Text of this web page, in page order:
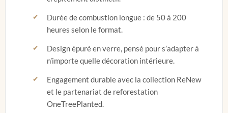
Durée de combustion longue : de 50 à 200
heures selon le format.
Design épuré en verre, pensé pour s’adapter à
n’importe quelle décoration intérieure.
Engagement durable avec la collection ReNew
et le partenariat de reforestation
OneTreePlanted.